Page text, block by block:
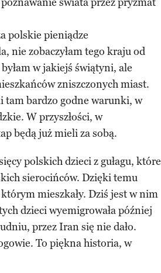
polskie pieniądze
nie zobaczyłam tego kraju od
w jakiejś świątyni, ale
zniszczonych miast.
tam bardzo godne warunki, w
W przyszłości, w
będą już mieli za sobą.
polskich dzieci z gułagu, które
sierocińców. Dzięki temu
mieszkały. Dziś jest w nim
dzieci wyemigrowała później
przez Iran się nie dało.
To piękna historia, w